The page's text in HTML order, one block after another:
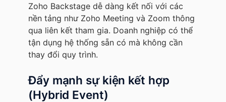
Zoho Backstage dễ dàng kết nối với các
nền tảng như Zoho Meeting và Zoom thông
qua liên kết tham gia. Doanh nghiệp có thể
tận dụng hệ thống sẵn có mà không cần
thay đổi quy trình.
Đẩy mạnh sự kiện kết hợp
(Hybrid Event)